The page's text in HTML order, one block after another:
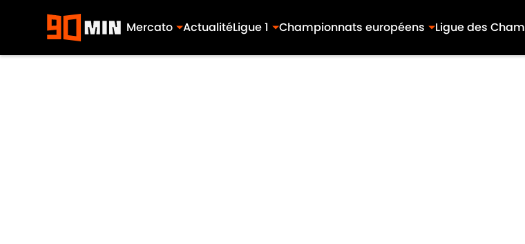
Mercato ActualitéLigue 1 Championnats européens Ligue des